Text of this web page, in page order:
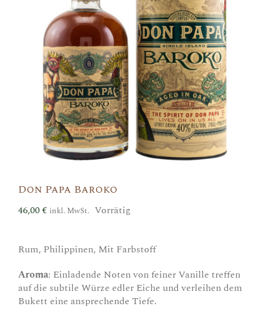
Don Papa Baroko
46,00€ inkl. MwSt. Vorrätig
Rum, Philippinen, Mit Farbstoff
Aroma: Einladende Noten von feiner Vanille treffen
auf die subtile Würze edler Eiche und verleihen dem
Bukett eine ansprechende Tiefe.